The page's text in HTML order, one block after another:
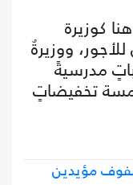
كوزيرة
ووزيرةٌ
مدرسيةً
تخفيضاتٍ
مؤيدين